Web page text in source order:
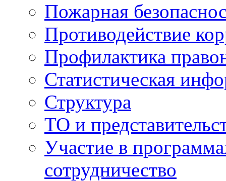
Пожарная
Противодействие
Профилактика
Статистическая
Структура
ТО и
Участие в
сотрудничество